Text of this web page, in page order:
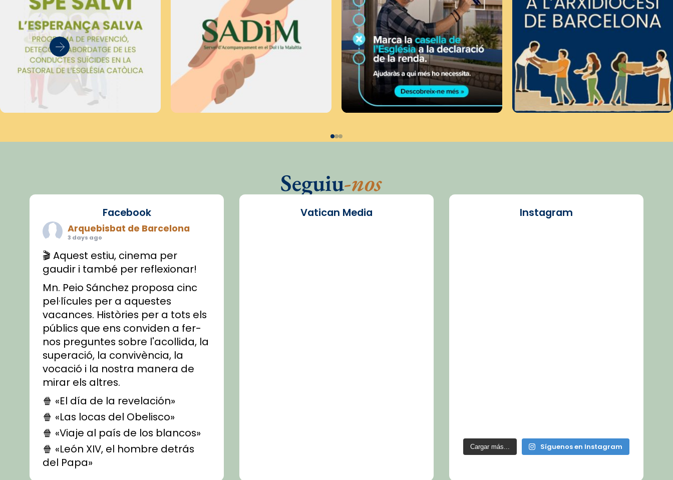
Seguiu-nos
Facebook
Arquebisbat de Barcelona
3 days ago
🎬 Aquest estiu, cinema per
gaudir i també per reflexionar!
Mn. Peio Sánchez proposa cinc
pel·lícules per a aquestes
vacances. Històries per a tots els
públics que ens conviden a fer-
nos preguntes sobre l'acollida, la
superació, la convivència, la
vocació i la nostra manera de
mirar els altres.
🍿 «El día de la revelación»
🍿 «Las locas del Obelisco»
🍿 «Viaje al país de los blancos»
🍿 «León XIV, el hombre detrás
del Papa»
Vatican Media Instagram
Cargar más... Síguenos en Instagram